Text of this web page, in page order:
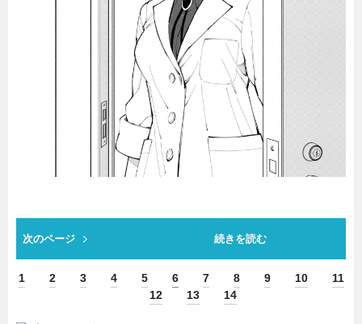
次のページ 続きを読む
1 2 3 4 5 6 7 8 9 10
11
12
13 14